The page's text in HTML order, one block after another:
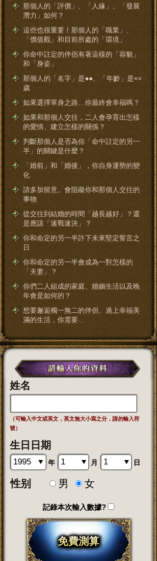
那個人的「評價」、「人緣」、「發展
潛力」如何？
這些也很重要！那個人的「職業」、
「價值觀」和目前所處的「環境」
你命中註定的伴侶有著這樣的「容貌」
和「身姿」
那個人的「名字」是●●、「年齡」是××
歲
如果選擇單身之路…你最終會幸福嗎？
如果和那個人交往，二人會孕育出怎樣
的愛情、建立怎樣的關係？
判斷那個人是否為你「命中註定的另一
半」的關鍵是什麼？
「婚前」和「婚後」，你自身運勢的變
化
請多加留意。會阻礙你和那個人交往的
事物
從交往到結婚的時間「越長越好」？還
是應該「速戰速決」？
你和命定的另一半許下未來堅定誓言之
日
你和命定的另一半會成為一對怎樣的
「夫妻」？
你們二人組成的家庭、婚姻生活以及晚
年會是如何的？
想要邂逅獨一無二的伴侶、過上幸福美
滿的生活，你需要…
姓名
（可輸入中文或英文，英文無大小寫之分，請勿輸入符
號）
生日日期
年 月 日
性别 男 女
記錄本次輸入數據?
免費測算